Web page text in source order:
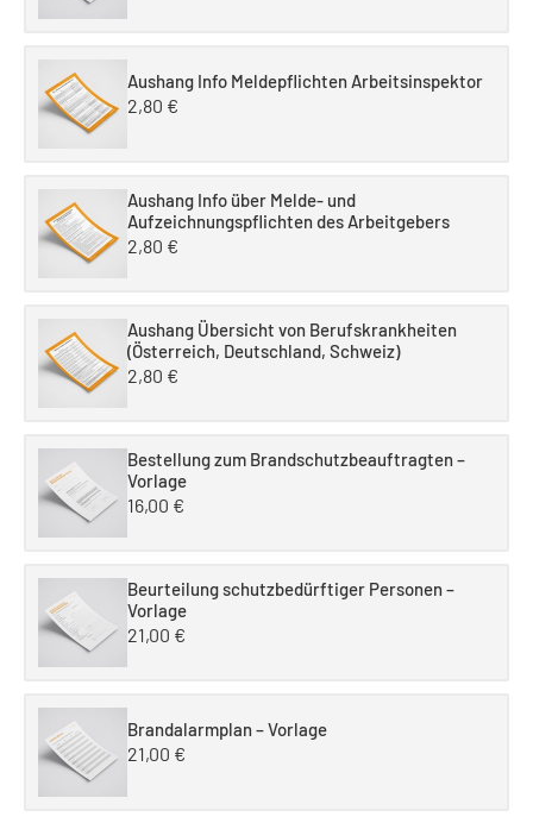
Aushang Info Meldepflichten Arbeitsinspektor
2,80 €
Aushang Info über Melde- und
Aufzeichnungspflichten des Arbeitgebers
2,80 €
Aushang Übersicht von Berufskrankheiten
(Österreich, Deutschland, Schweiz)
2,80 €
Bestellung zum Brandschutzbeauftragten –
Vorlage
16,00 €
Beurteilung schutzbedürftiger Personen –
Vorlage
21,00 €
Brandalarmplan – Vorlage
21,00 €